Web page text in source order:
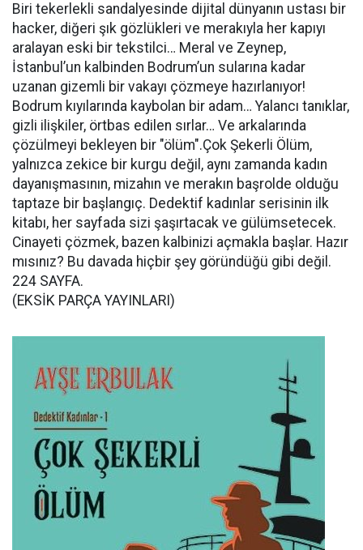
Biri tekerlekli sandalyesinde dijital dünyanın ustası bir
hacker, diğeri şık gözlükleri ve merakıyla her kapıyı
aralayan eski bir tekstilci… Meral ve Zeynep,
İstanbul’un kalbinden Bodrum’un sularına kadar
uzanan gizemli bir vakayı çözmeye hazırlanıyor!
Bodrum kıyılarında kaybolan bir adam… Yalancı tanıklar,
gizli ilişkiler, örtbas edilen sırlar… Ve arkalarında
çözülmeyi bekleyen bir "ölüm".Çok Şekerli Ölüm,
yalnızca zekice bir kurgu değil, aynı zamanda kadın
dayanışmasının, mizahın ve merakın başrolde olduğu
taptaze bir başlangıç. Dedektif kadınlar serisinin ilk
kitabı, her sayfada sizi şaşırtacak ve gülümsetecek.
Cinayeti çözmek, bazen kalbinizi açmakla başlar. Hazır
mısınız? Bu davada hiçbir şey göründüğü gibi değil.
224 SAYFA.
(EKSİK PARÇA YAYINLARI)